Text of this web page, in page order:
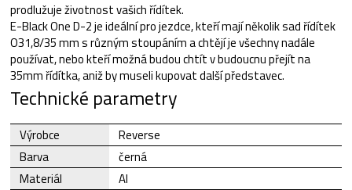
prodlužuje životnost vašich řídítek.
E-Black One D-2 je ideální pro jezdce, kteří mají několik sad řídítek
O31,8/35 mm s různým stoupáním a chtějí je všechny nadále
používat, nebo kteří možná budou chtít v budoucnu přejít na
35mm řídítka, aniž by museli kupovat další představec.
Technické parametry
Výrobce
Reverse
Barva
černá
Materiál
Al